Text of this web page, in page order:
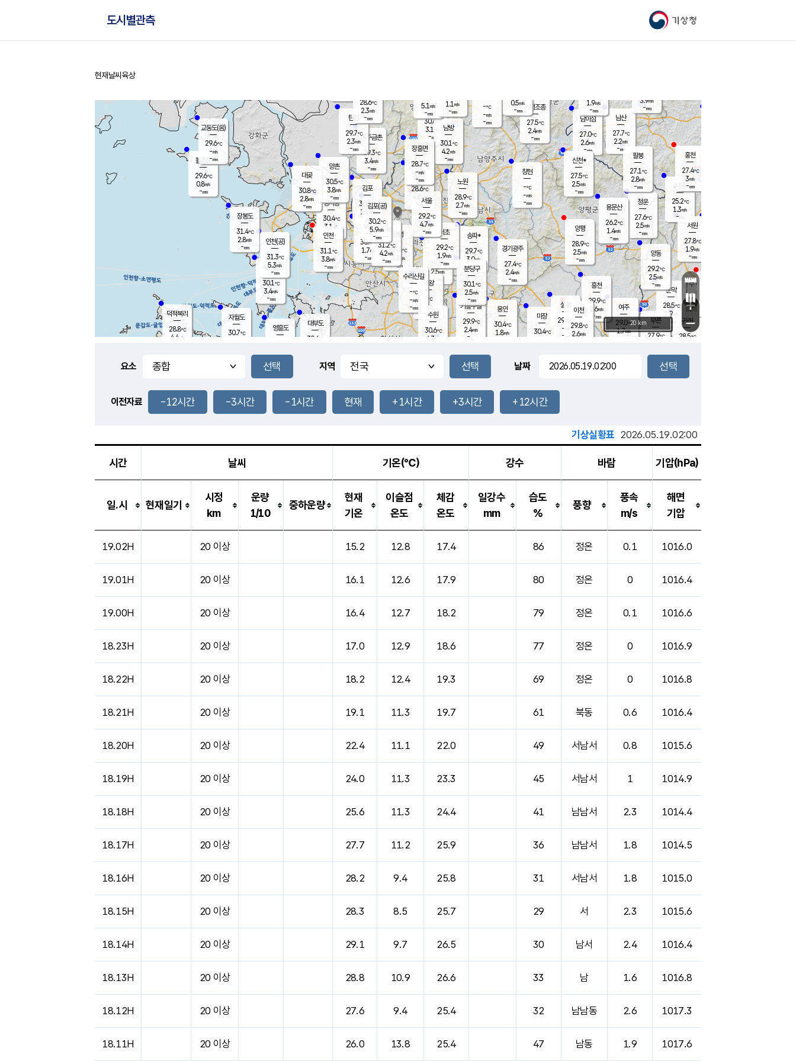
기상청
도시별관측
홈
현재날씨 육상
풍도
3.8m/s
문막
28.5℃
2.9m/s
mm
남이섬
27.0℃
2.6m/s
-mm
무의도
30.1℃
3.4m/s
-mm
영흥도
볼음도
29.6℃
0.8m/s
-mm
자월도
30.7℃
양주
30.6℃
3.1
-mm
부론
27.9℃
과천
29.6℃
2.5m/s
- mm
남산
27.7℃
2.2m/s
-mm
장봉도
31.4℃
2.8m/s
-mm
-mm
청운
27.6℃
2.5m/s
-mm
팔봉
27.1℃
2.8m/s
-mm
-mm
용인
30.4℃
1.8m/s
여주
29.0℃
1.7m/s
양동
29.2℃
2.5m/s
-mm
경기광주
27.4℃
2.4m/s
-mm
장호원
1.9m/s
-mm
30.7
℃
대부도
30.6
-
경서동
30.4℃
3.1 m/s
-mm
파주금촌
29.3℃
3.4m/s
-mm
가평조종
27.5℃
2.4m/s
-mm
-℃
-m/s
-mm
대곶
30.8℃
2.8m/s
-mm
신천*
27.5℃
2.5m/s
-mm
창현
-℃
-m/s
-mm
탄현
29.7℃
2.3m/s
-mm
0.5m/s
-mm
31.3℃
1.7m/s
-mm
흥천
29.9℃
2.6m/s
-mm
마장
30.4℃
의왕
- ℃
m/s
mm
김포
30.2℃
1.1 m/s
mm
설봉
29.6
-m/s
- mm
광명
30.4 ℃
3.2 m/s
-mm
부천
30.4℃
1.7m/s
-mm
-mm
양촌
30.5℃
3.8m/s
-mm
구로
31.2℃
4.2m/s
-mm
은평
28.6℃
4.8 m/s
- mm
노원
28.9℃
2.7m/s
-mm
송파*
29.7℃
3.0m/s
-mm
서초
29.2℃
1.9m/s
-mm
남방
30.1℃
4.2m/s
-mm
기흥구갈
29.9℃
2.4m/s
-
수리산길
-℃
-m/s
-mm
분당구
30.1℃
2.5m/s
-mm
장흥면
28.7℃
-m/s
-mm
5.1 m/s
-mm
시동
25.2℃
1.3m/s
- mm
귀래
28.5℃
서원
27.8℃
1.9m/s
-mm
용문산
26.2℃
1.4m/s
-mm
덕적북리
28.8℃
4.4 m/s
인천(공)
31.3℃
5.3m/s
-mm
김포(공)
30.2℃
5.9m/s
-mm
교동도(음)
29.6℃
-m/s
-mm
홍천
27.4℃
3m/s
-mm
이천
29.8℃
2.6m/s
양평
28.9℃
2.5m/s
-mm
수원
30.6℃
4.3 m/s
인천
31.1℃
3.8m/s
-mm
서울
29.2℃
4.7m/s
-mm
3.9m/s
-mm
28.6℃
2.3m/s
-mm
1.1 m/s
-mm
+
−
20 km
요소 지역 날짜
이전자료 -12시간 -3시간 -1시간 현재 +1시간 +3시간 +12시간
기상실황표 2026.05.19.02:00
시간 날씨 기온(℃) 강수 바람 기압(hPa)
일.시 현재일기
시정
km
운량
1/10
중하운량
현재
기온
이슬점
온도
체감
온도
일강수
mm
습도
%
풍향
풍속
m/s
해면
기압
19.02H 20 이상 15.2 12.8 17.4 86 정온 0.1 1016.0
19.01H 20 이상 16.1 12.6 17.9 80 정온 0 1016.4
19.00H 20 이상 16.4 12.7 18.2 79 정온 0.1 1016.6
18.23H 20 이상 17.0 12.9 18.6 77 정온 0 1016.9
18.22H 20 이상 18.2 12.4 19.3 69 정온 0 1016.8
18.21H 20 이상 19.1 11.3 19.7 61 북동 0.6 1016.4
18.20H 20 이상 22.4 11.1 22.0 49 서남서 0.8 1015.6
18.19H 20 이상 24.0 11.3 23.3 45 서남서 1 1014.9
18.18H 20 이상 25.6 11.3 24.4 41 남남서 2.3 1014.4
18.17H 20 이상 27.7 11.2 25.9 36 남남서 1.8 1014.5
18.16H 20 이상 28.2 9.4 25.8 31 서남서 1.8 1015.0
18.15H 20 이상 28.3 8.5 25.7 29 서 2.3 1015.6
18.14H 20 이상 29.1 9.7 26.5 30 남서 2.4 1016.4
18.13H 20 이상 28.8 10.9 26.6 33 남 1.6 1016.8
18.12H 20 이상 27.6 9.4 25.4 32 남남동 2.6 1017.3
18.11H 20 이상 26.0 13.8 25.4 47 남동 1.9 1017.6